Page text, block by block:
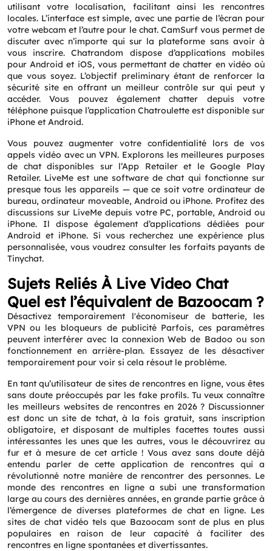
Request a CallBack
Name*
Email*
Phone*
Service*
Message*
utilisant votre localisation, facilitant ainsi les rencontres
locales. L’interface est simple, avec une partie de l’écran pour
votre webcam et l’autre pour le chat. CamSurf vous permet de
discuter avec n’importe qui sur la plateforme sans avoir à
vous inscrire. Chatrandom dispose d’applications mobiles
pour Android et iOS, vous permettant de chatter en vidéo où
que vous soyez. L’objectif preliminary étant de renforcer la
sécurité site en offrant un meilleur contrôle sur qui peut y
accéder. Vous pouvez également chatter depuis votre
téléphone puisque l’application Chatroulette est disponible sur
iPhone et Android.
Vous pouvez augmenter votre confidentialité lors de vos
appels vidéo avec un VPN. Explorons les meilleures purposes
de chat disponibles sur l’App Retailer et le Google Play
Retailer. LiveMe est une software de chat qui fonctionne sur
presque tous les appareils — que ce soit votre ordinateur de
bureau, ordinateur moveable, Android ou iPhone. Profitez des
discussions sur LiveMe depuis votre PC, portable, Android ou
iPhone. Il dispose également d’applications dédiées pour
Android et iPhone. Si vous recherchez une expérience plus
personnalisée, vous voudrez consulter les forfaits payants de
Tinychat.
Sujets Reliés À Live Video Chat
Quel est l’équivalent de Bazoocam ?
Désactivez temporairement l'économiseur de batterie, les
VPN ou les bloqueurs de publicité Parfois, ces paramètres
peuvent interférer avec la connexion Web de Badoo ou son
fonctionnement en arrière-plan. Essayez de les désactiver
temporairement pour voir si cela résout le problème.
En tant qu’utilisateur de sites de rencontres en ligne, vous êtes
sans doute préoccupés par les fake profils. Tu veux connaître
les meilleurs websites de rencontres en 2026 ? Discussionner
est donc un site de tchat, à la fois gratuit, sans inscription
obligatoire, et disposant de multiples facettes toutes aussi
intéressantes les unes que les autres, vous le découvrirez au
fur et à mesure de cet article ! Vous avez sans doute déjà
entendu parler de cette application de rencontres qui a
révolutionné notre manière de rencontrer des personnes. Le
monde des rencontres en ligne a subi une transformation
large au cours des dernières années, en grande partie grâce à
l’émergence de diverses plateformes de chat en ligne. Les
sites de chat vidéo tels que Bazoocam sont de plus en plus
populaires en raison de leur capacité à faciliter des
rencontres en ligne spontanées et divertissantes.